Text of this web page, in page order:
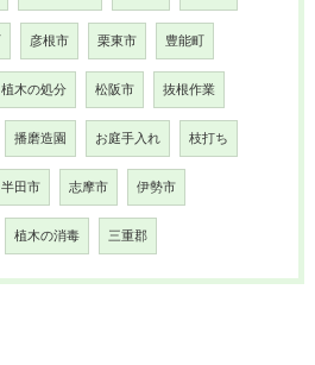
彦根市 栗東市 豊能町
植木の処分 松阪市 抜根作業
播磨造園 お庭手入れ 枝打ち
半田市 志摩市 伊勢市
植木の消毒 三重郡